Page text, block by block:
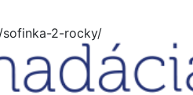
sofinka-2-rocky/